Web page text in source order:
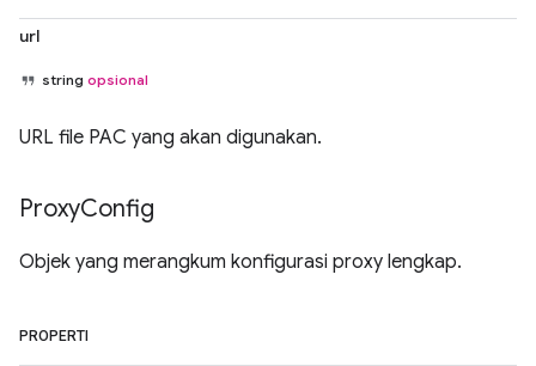
url
string opsional
URL file PAC yang akan digunakan.
ProxyConfig
Objek yang merangkum konfigurasi proxy lengkap.
PROPERTI